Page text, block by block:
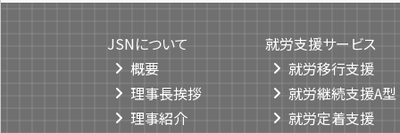
JSNについて
概要
理事長挨拶
理事紹介
就労支援サービス
就労移行支援
就労継続支援A型
就労定着支援